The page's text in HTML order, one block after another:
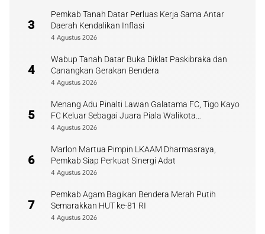
3
Pemkab Tanah Datar Perluas Kerja Sama Antar
Daerah Kendalikan Inflasi
4 Agustus 2026
4
Wabup Tanah Datar Buka Diklat Paskibraka dan
Canangkan Gerakan Bendera
4 Agustus 2026
5
Menang Adu Pinalti Lawan Galatama FC, Tigo Kayo
FC Keluar Sebagai Juara Piala Walikota
Payakumbuh
4 Agustus 2026
6
Marlon Martua Pimpin LKAAM Dharmasraya,
Pemkab Siap Perkuat Sinergi Adat
4 Agustus 2026
7
Pemkab Agam Bagikan Bendera Merah Putih
Semarakkan HUT ke-81 RI
4 Agustus 2026